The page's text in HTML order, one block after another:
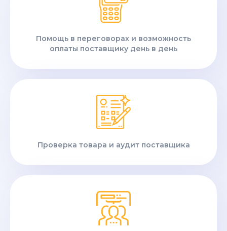
Помощь в переговорах и возможность
оплаты поставщику день в день
Проверка товара и аудит поставщика